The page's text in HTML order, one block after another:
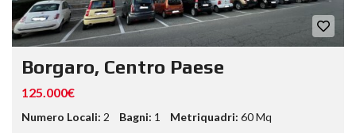
Borgaro, Centro Paese
125.000€
Numero Locali: 2 Bagni: 1 Metriquadri: 60 Mq